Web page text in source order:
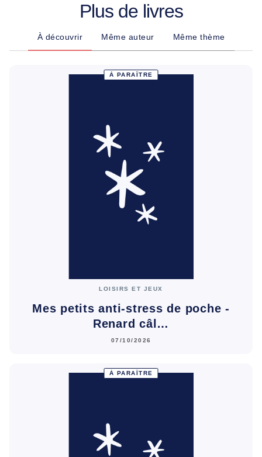
Plus de livres
À découvrir Même auteur Même thème
À PARAÎTRE
LOISIRS ET JEUX
Mes petits anti-stress de poche -
Renard câl…
07/10/2026
À PARAÎTRE